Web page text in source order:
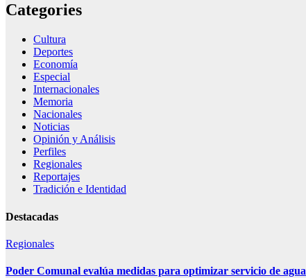
Categories
Cultura
Deportes
Economía
Especial
Internacionales
Memoria
Nacionales
Noticias
Opinión y Análisis
Perfiles
Regionales
Reportajes
Tradición e Identidad
Destacadas
Regionales
Poder Comunal evalúa medidas para optimizar servicio de agua